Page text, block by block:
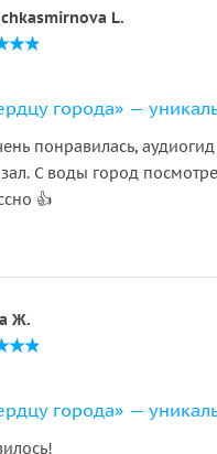
L.
понравилась, аудиогид
С воды город
👍
Ж.